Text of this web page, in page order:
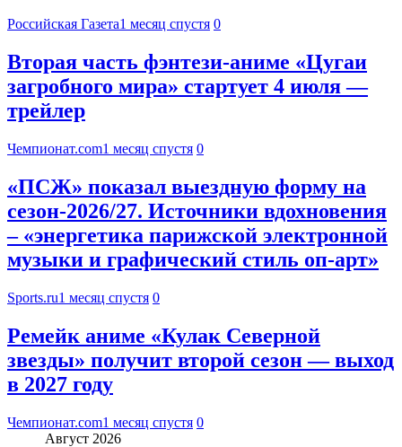
Российская Газета1 месяц спустя 0
Вторая часть фэнтези-аниме «Цугаи
загробного мира» стартует 4 июля —
трейлер
Чемпионат.com1 месяц спустя 0
«ПСЖ» показал выездную форму на
сезон-2026/27. Источники вдохновения
– «энергетика парижской электронной
музыки и графический стиль оп-арт»
Sports.ru1 месяц спустя 0
Ремейк аниме «Кулак Северной
звезды» получит второй сезон — выход
в 2027 году
Чемпионат.com1 месяц спустя 0
Август 2026